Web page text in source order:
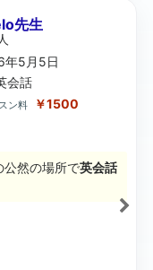
先生
人
年5月5日
会話
ン料 ￥1500
公然の場所で英会話